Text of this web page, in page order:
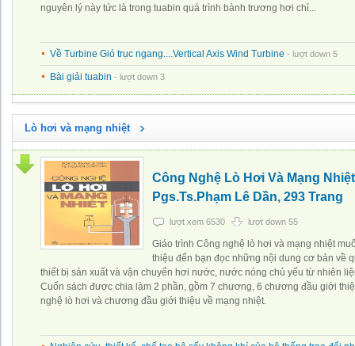
nguyên lý này tức là trong tuabin quá trình bành trương hơi chỉ...
Về Turbine Gió trục ngang....Vertical Axis Wind Turbine - lượt down 5
Bài giải tuabin - lượt down 3
Lò hơi và mạng nhiệt
Công Nghệ Lò Hơi Và Mạng
Pgs.Ts.Phạm Lê Dần, 293 Trang
lượt xem 6530 lượt down 55
Giáo trình Công nghệ lò hơi và mạng nhiệt
thiệu đến bạn đọc những nội dung cơ bản về
thiết bị sản xuất và vận chuyển hơi nước, nước nóng chủ yếu từ nhiên
Cuốn sách được chia làm 2 phần, gồm 7 chương, 6 chương đầu giới
nghệ lò hơi và chương đầu giới thiệu về mạng nhiệt.